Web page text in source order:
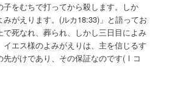
をむちで打ってから殺します。しか
みがえります。(ルカ18:33)」と語ってお
で死なれ、葬られ、しかし三日目によみ
エス様のよみがえりは、主を信じるす
先がけであり、その保証なのです(Ⅰコ